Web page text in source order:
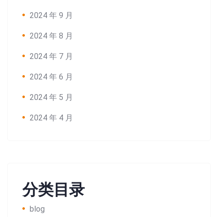
2024 年 9 月
2024 年 8 月
2024 年 7 月
2024 年 6 月
2024 年 5 月
2024 年 4 月
分类目录
blog